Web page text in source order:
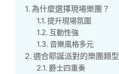
為什麼選擇現場樂團？
提升現場氛圍
互動性強
音樂風格多元
適合耶誕派對的樂團類型
爵士四重奏